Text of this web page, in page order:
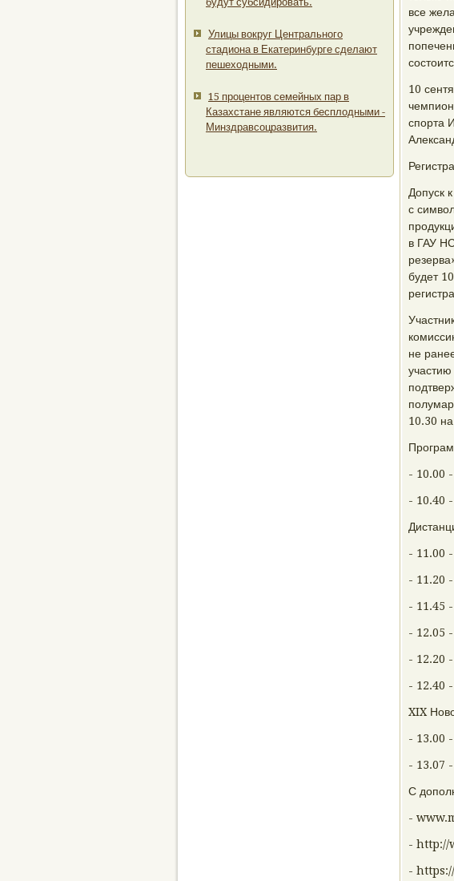
Улицы вокруг Центрального
стадиона в Екатеринбурге сделают
пешеходными.
15 процентов семейных пар в
Казахстане являются бесплодными -
Минздравсоцразвития.
все
10
спорта
Допуск
с
в ГАУ
будет
не
10.30
- 10.00
- 10.40
- 11.00 -
- 11.20 -
- 11.45 -
- 12.05 -
- 12.20
- 12.40
XIX
- 13.00
- 13.07
С
-
- http://
-